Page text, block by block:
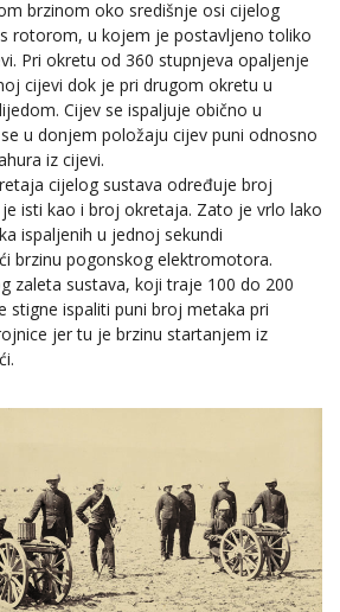
brzinom oko središnje osi cijelog
rotorom, u kojem je postavljeno toliko
Pri okretu od 360 stupnjeva opaljenje
cijevi dok je pri drugom okretu u
Cijev se ispaljuje obično u
u donjem položaju cijev puni odnosno
iz cijevi.
cijelog sustava određuje broj
isti kao i broj okretaja. Zato je vrlo lako
ispaljenih u jednoj sekundi
brzinu pogonskog elektromotora.
zaleta sustava, koji traje 100 do 200
stigne ispaliti puni broj metaka pri
jer tu je brzinu startanjem iz